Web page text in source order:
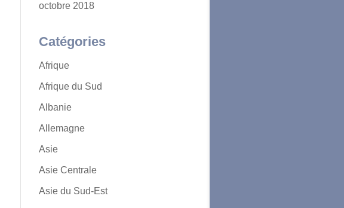
octobre 2018
Catégories
Afrique
Afrique du Sud
Albanie
Allemagne
Asie
Asie Centrale
Asie du Sud-Est